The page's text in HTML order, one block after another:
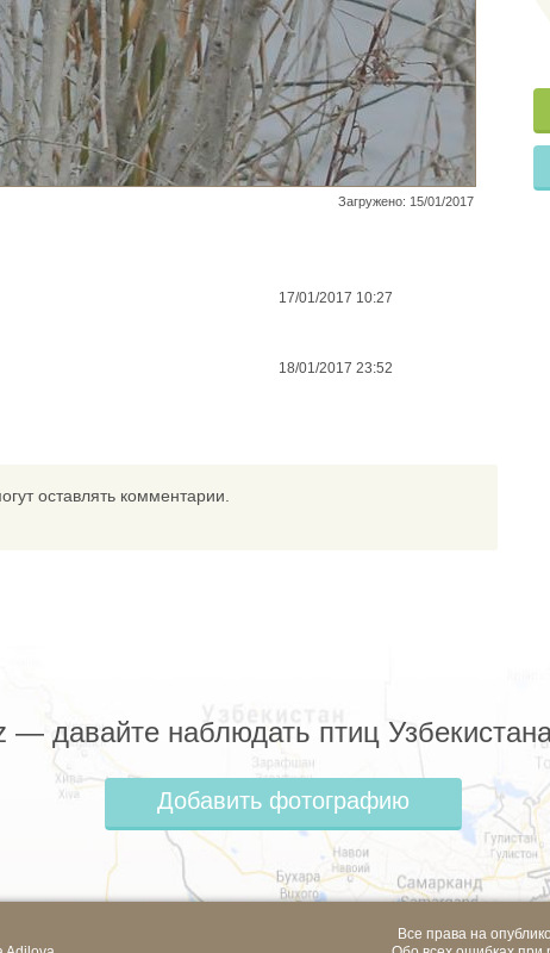
Загружено: 15/01/2017
17/01/2017 10:27
18/01/2017 23:52
оставлять комментарии.
— давайте наблюдать птиц
Добавить фотографию
Все права на